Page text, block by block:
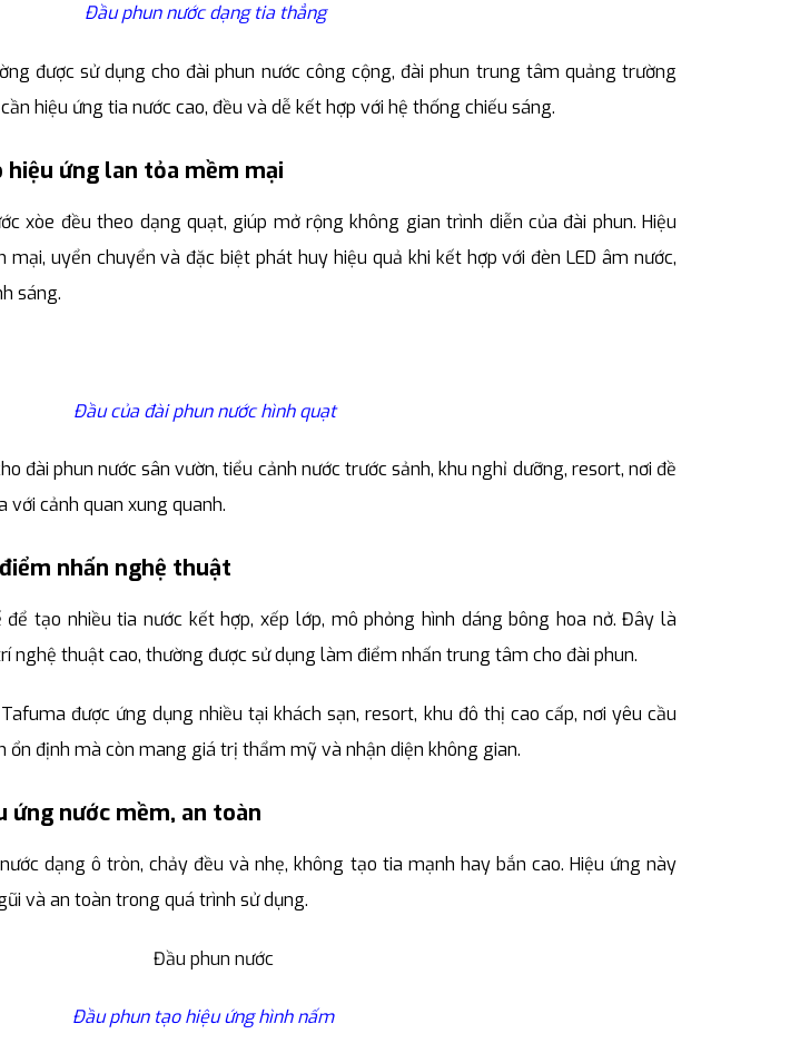
Đầu phun nước dạng tia thẳng
được sử dụng cho đài phun nước công cộng, đài phun trung tâm quảng trường
hiệu ứng tia nước cao, đều và dễ kết hợp với hệ thống chiếu sáng.
ứng lan tỏa mềm mại
xòe đều theo dạng quạt, giúp mở rộng không gian trình diễn của đài phun. Hiệu
uyển chuyển và đặc biệt phát huy hiệu quả khi kết hợp với đèn LED âm nước,
sáng.
Đầu của đài phun nước hình quạt
đài phun nước sân vườn, tiểu cảnh nước trước sảnh, khu nghỉ dưỡng, resort, nơi đề
cảnh quan xung quanh.
nhấn nghệ thuật
tạo nhiều tia nước kết hợp, xếp lớp, mô phỏng hình dáng bông hoa nở. Đây là
nghệ thuật cao, thường được sử dụng làm điểm nhấn trung tâm cho đài phun.
được ứng dụng nhiều tại khách sạn, resort, khu đô thị cao cấp, nơi yêu cầu
ổn định mà còn mang giá trị thẩm mỹ và nhận diện không gian.
ứng nước mềm, an toàn
dạng ô tròn, chảy đều và nhẹ, không tạo tia mạnh hay bắn cao. Hiệu ứng này
và an toàn trong quá trình sử dụng.
Đầu phun tạo hiệu ứng hình nấm